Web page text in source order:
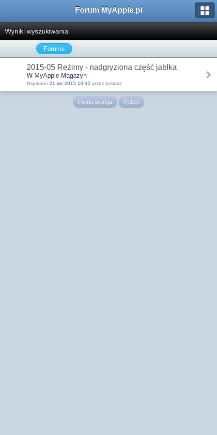
Forum MyApple.pl
Wyniki wyszukiwania
Forums
2015-05 Reżimy - nadgryziona część jabłka
W MyApple Magazyn
Napisano 21 sie 2015 10:43 przez tomasz
Pełna wersja Polski